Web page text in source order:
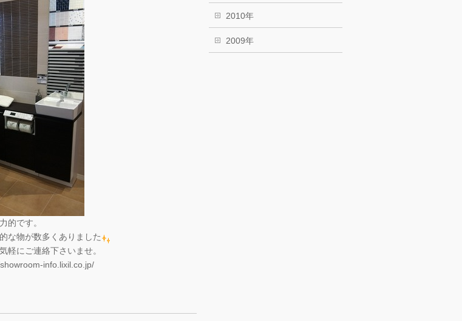
的です。
な物が数多くありました
軽にご連絡下さいませ。
info.lixil.co.jp/
2010年
2009年